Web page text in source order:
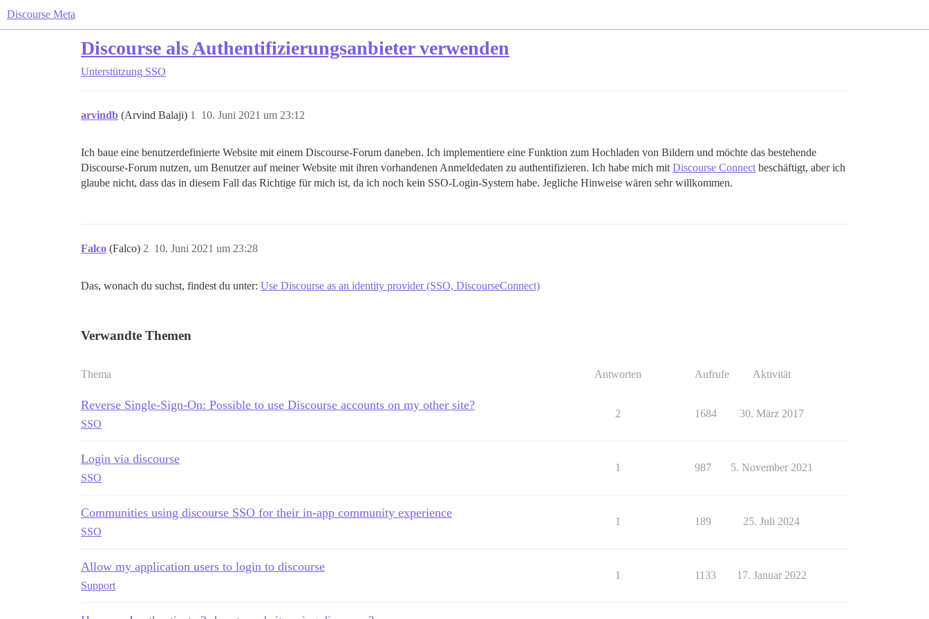
Discourse Meta
Discourse als Authentifizierungsanbieter verwenden
Unterstützung SSO
arvindb (Arvind Balaji) 10. Juni 2021 um 23:12
1
Ich baue eine benutzerdefinierte Website mit einem Discourse-Forum daneben. Ich implementiere eine Funktion zum Hochladen von Bildern und möchte das bestehende
Discourse-Forum nutzen, um Benutzer auf meiner Website mit ihren vorhandenen Anmeldedaten zu authentifizieren. Ich habe mich mit Discourse Connect beschäftigt, aber ich
glaube nicht, dass das in diesem Fall das Richtige für mich ist, da ich noch kein SSO-Login-System habe. Jegliche Hinweise wären sehr willkommen.
Falco (Falco) 10. Juni 2021 um 23:28
2
Das, wonach du suchst, findest du unter: Use Discourse as an identity provider (SSO, DiscourseConnect)
Verwandte Themen
Thema Antworten Aufrufe Aktivität
Reverse Single-Sign-On: Possible to use Discourse accounts on my other site?
SSO
2 1684 30. März 2017
Login via discourse
SSO
1 987 5. November 2021
Communities using discourse SSO for their in-app community experience
SSO
1 189 25. Juli 2024
Allow my application users to login to discourse
Support
1 1133 17. Januar 2022